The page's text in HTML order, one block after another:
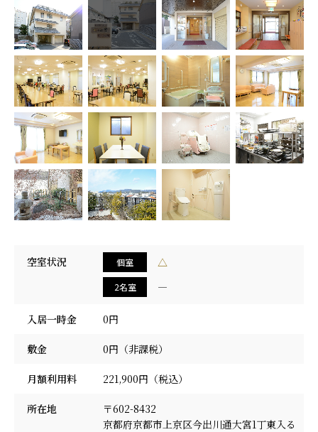
ご入居までの流れ
介護保険の仕組み
FAQ
運営会社
プライバシーポリシー
採用情報
空室状況 個室 △
2名室 ―
入居一時金 0円
敷金 0円（非課税）
月額利用料 221,900円（税込）
所在地
〒602-8432
京都府京都市上京区今出川通大宮1丁東入る